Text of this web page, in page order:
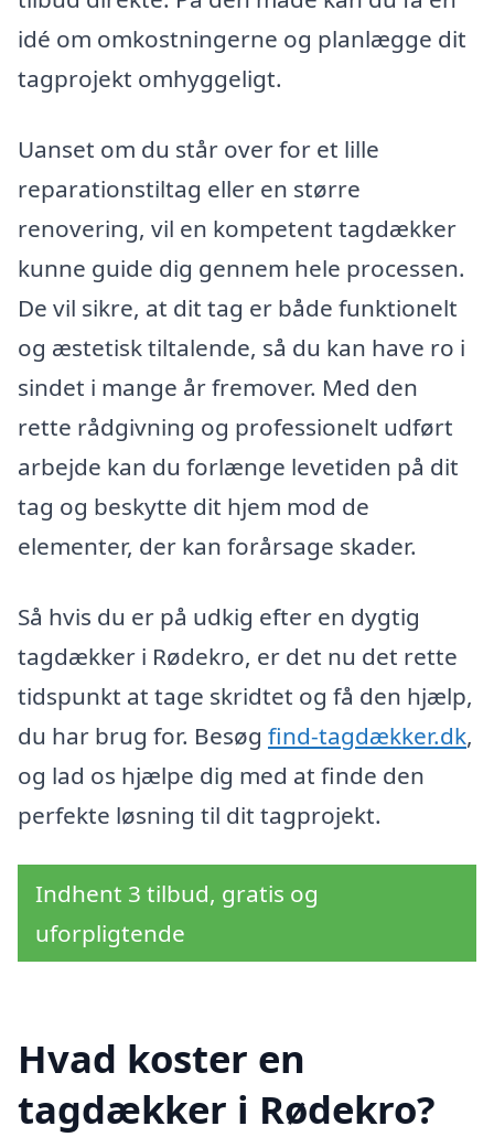
idé om omkostningerne og planlægge dit
tagprojekt omhyggeligt.
Uanset om du står over for et lille
reparationstiltag eller en større
renovering, vil en kompetent tagdækker
kunne guide dig gennem hele processen.
De vil sikre, at dit tag er både funktionelt
og æstetisk tiltalende, så du kan have ro i
sindet i mange år fremover. Med den
rette rådgivning og professionelt udført
arbejde kan du forlænge levetiden på dit
tag og beskytte dit hjem mod de
elementer, der kan forårsage skader.
Så hvis du er på udkig efter en dygtig
tagdækker i Rødekro, er det nu det rette
tidspunkt at tage skridtet og få den hjælp,
du har brug for. Besøg find-tagdækker.dk,
og lad os hjælpe dig med at finde den
perfekte løsning til dit tagprojekt.
Indhent 3 tilbud, gratis og
uforpligtende
Hvad koster en
tagdækker i Rødekro?